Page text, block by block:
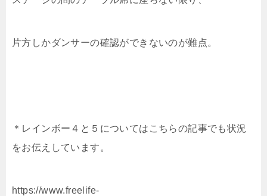
片方しかダンサーの確認ができないのが難点。
＊レインボー４と５についてはこちらの記事でも状況
をお伝えしています。
https://www.freelife-